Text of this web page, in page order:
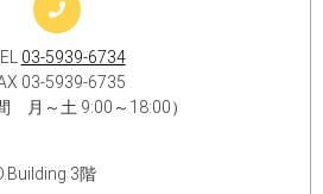
03-5939-6734
03-5939-6735
月～土 9:00～18:00）
3階